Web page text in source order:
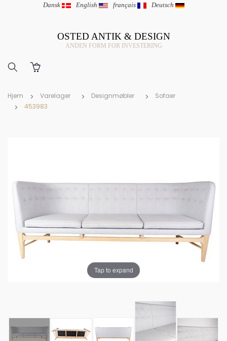
Dansk | English | français | Deutsch
OSTED ANTIK & DESIGN
ANDEN FORM FOR INVESTERING
Hjem Varelager Designmøbler
Sofaer
453983
Tap to expand